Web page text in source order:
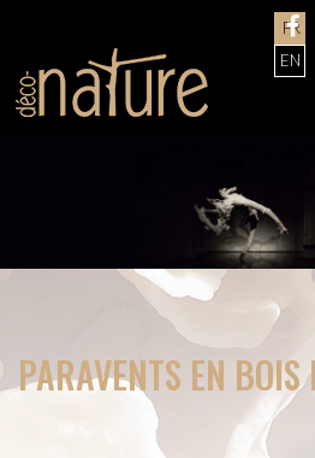
FR
EN
PARAVENTS EN BOIS